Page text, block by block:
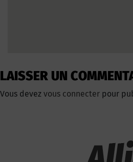
LAISSER UN
Vous devez vous connecter pour